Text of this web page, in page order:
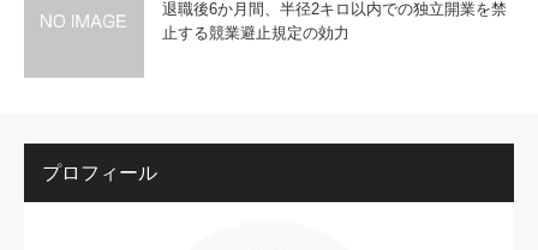
退職後6か月間、半径2キロ以内での独立開業を禁
止する競業避止規定の効力
プロフィール